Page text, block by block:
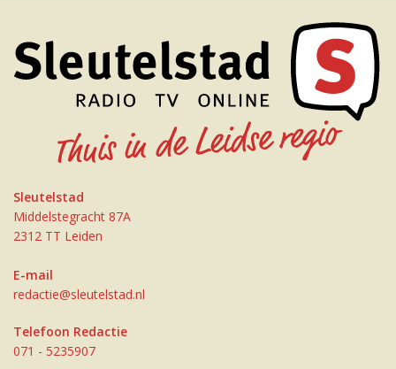
Sleutelstad
Middelstegracht 87A
2312 TT Leiden
E-mail
redactie@sleutelstad.nl
Telefoon Redactie
071 - 5235907